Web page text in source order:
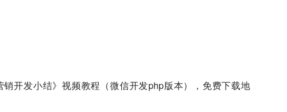
开发小结》视频教程（微信开发php版本），免费下载地